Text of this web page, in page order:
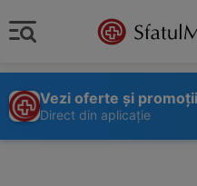
Vezi oferte și promoții
Direct din aplicație